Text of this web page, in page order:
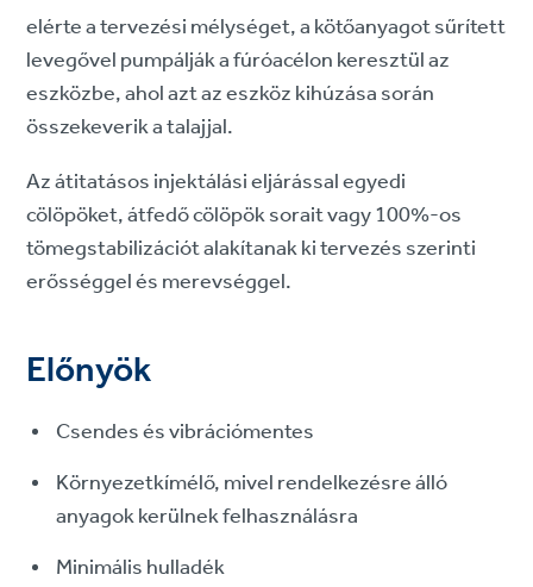
elérte a tervezési mélységet, a kötőanyagot sűrített
levegővel pumpálják a fúróacélon keresztül az
eszközbe, ahol azt az eszköz kihúzása során
összekeverik a talajjal.
Az átitatásos injektálási eljárással egyedi
cölöpöket, átfedő cölöpök sorait vagy 100%-os
tömegstabilizációt alakítanak ki tervezés szerinti
erősséggel és merevséggel.
Előnyök
Csendes és vibrációmentes
Környezetkímélő, mivel rendelkezésre álló
anyagok kerülnek felhasználásra
Minimális hulladék